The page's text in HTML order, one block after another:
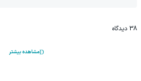
38 دیدگاه
مشاهده بیشتر